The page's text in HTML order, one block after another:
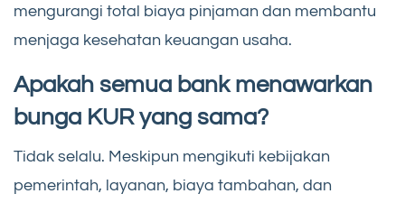
mengurangi total biaya pinjaman dan membantu
menjaga kesehatan keuangan usaha.
Apakah semua bank menawarkan
bunga KUR yang sama?
Tidak selalu. Meskipun mengikuti kebijakan
pemerintah, layanan, biaya tambahan, dan